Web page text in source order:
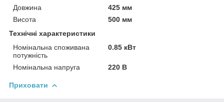
Довжина
425 мм
Висота
500 мм
Технічні характеристики
Номінальна споживана
потужність
0.85 кВт
Номінальна напруга 220 В
Приховати